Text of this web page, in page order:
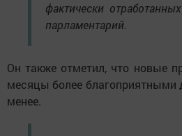
фактически
парламентарий.
Он также отметил, что новые
месяцы более благоприятными
менее.